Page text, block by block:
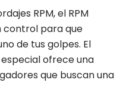
RPM, el RPM
control para que
de tus golpes. El
ofrece una
que buscan una